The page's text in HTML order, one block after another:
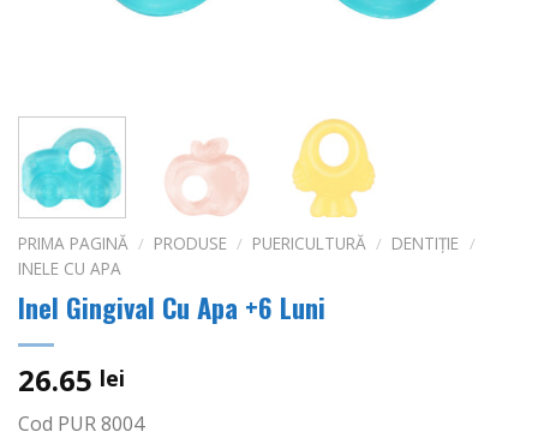
PRIMA PAGINĂ / PRODUSE / PUERICULTURĂ / DENTIȚIE /
INELE CU APA
Inel Gingival Cu Apa +6 Luni
26.65 lei
Cod PUR 8004